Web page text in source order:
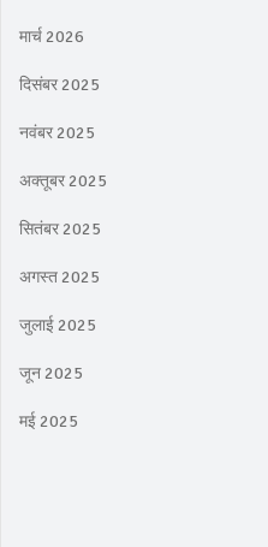
मार्च 2026
दिसंबर 2025
नवंबर 2025
अक्तूबर 2025
सितंबर 2025
अगस्त 2025
जुलाई 2025
जून 2025
मई 2025